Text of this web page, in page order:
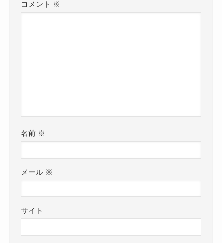
コメント ※
名前 ※
メール ※
サイト